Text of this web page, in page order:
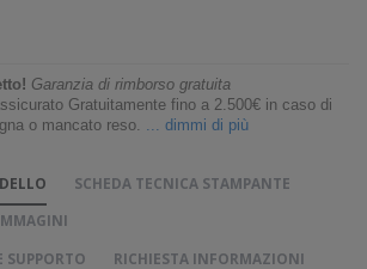
Garanzia di rimborso gratuita
Gratuitamente fino a 2.500€ in caso di
o mancato reso.
... dimmi di più
SCHEDA TECNICA STAMPANTE
RICHIESTA INFORMAZIONI